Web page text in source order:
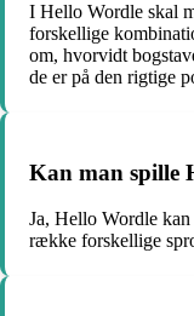
I Hello Wordle skal
forskellige
om, hvorvidt
de er på den rigtige
Kan man spille
Ja, Hello Wordle
række forskellige